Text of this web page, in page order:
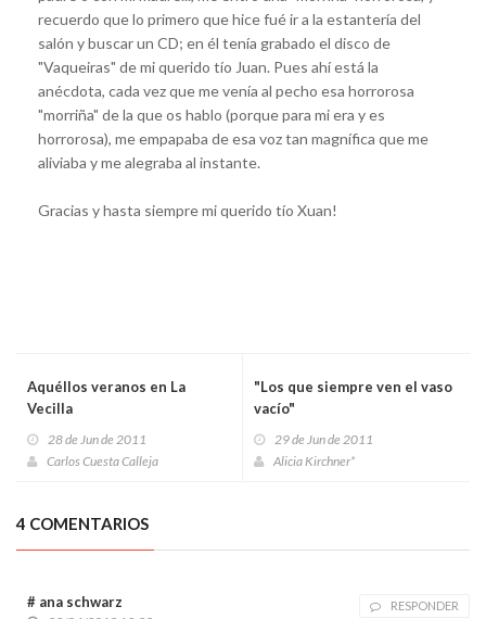
recuerdo que lo primero que hice fué ir a la estantería del
salón y buscar un CD; en él tenía grabado el disco de
"Vaqueiras" de mi querido tío Juan. Pues ahí está la
anécdota, cada vez que me venía al pecho esa horrorosa
"morriña" de la que os hablo (porque para mi era y es
horrorosa), me empapaba de esa voz tan magnífica que me
aliviaba y me alegraba al instante.
Gracias y hasta siempre mi querido tío Xuan!
Aquéllos veranos en La
Vecilla
28 de Jun de 2011
Carlos Cuesta Calleja
"Los que siempre ven el vaso
vacío"
29 de Jun de 2011
Alicia Kirchner*
4 COMENTARIOS
# ana schwarz RESPONDER